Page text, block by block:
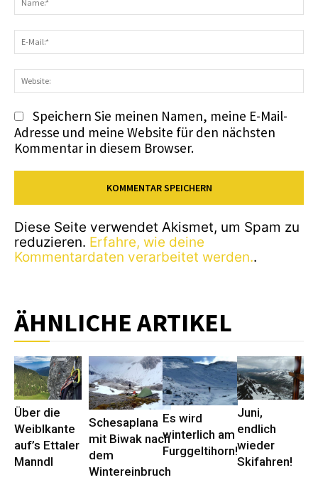
Speichern Sie meinen Namen, meine E-Mail-
Adresse und meine Website für den nächsten
Kommentar in diesem Browser.
Diese Seite verwendet Akismet, um Spam zu
reduzieren. Erfahre, wie deine
Kommentardaten verarbeitet werden..
ÄHNLICHE ARTIKEL
Über die
Weiblkante
auf’s Ettaler
Manndl
Schesaplana
mit Biwak nach
dem
Wintereinbruch
Es wird
winterlich am
Furggeltihorn!
Juni,
endlich
wieder
Skifahren!